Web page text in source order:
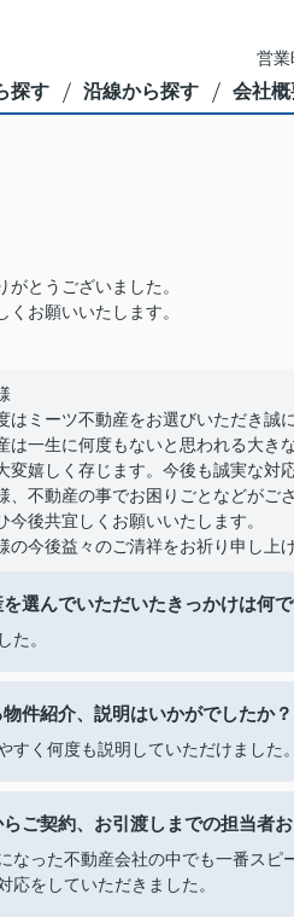
営
探す 沿線から探す 会社概
がとうございました。
くお願いいたします。
はミーツ不動産をお選びいただき誠
は一生に何度もないと思われる大き
変嬉しく存じます。今後も誠実な対
、不動産の事でお困りごとなどがご
今後共宜しくお願いいたします。
の今後益々のご清祥をお祈り申し上げ
選んでいただいたきっかけは何
た。
件紹介、説明はいかがでしたか？
すく何度も説明していただけました。
ご契約、お引渡しまでの担当者
なった不動産会社の中でも一番スピ
応をしていただきました。